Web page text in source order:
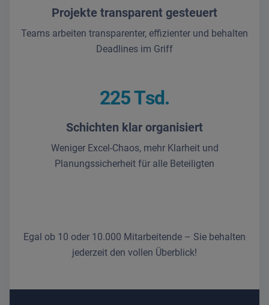
Projekte transparent gesteuert
Teams arbeiten transparenter, effizienter und behalten
Deadlines im Griff
225 Tsd.
Schichten klar organisiert
Weniger Excel-Chaos, mehr Klarheit und
Planungssicherheit für alle Beteiligten
Egal ob 10 oder 10.000 Mitarbeitende – Sie behalten
jederzeit den vollen Überblick!